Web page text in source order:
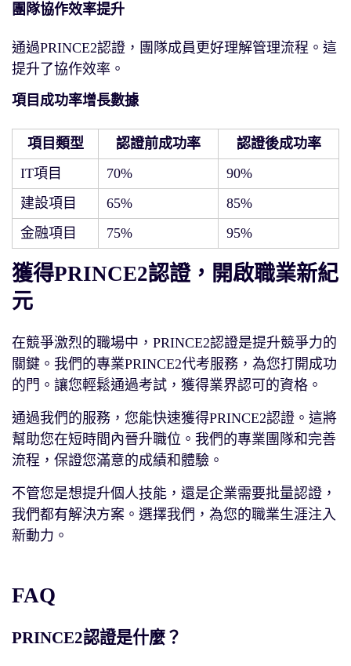
團隊協作效率提升
通過PRINCE2認證，團隊成員更好理解管理流程。這
提升了協作效率。
項目成功率增長數據
項目類型 認證前成功率
認證後成功率
IT項目
70%
90%
建設項目
65%
85%
金融項目
75% 95%
獲得PRINCE2認證，開啟職業新紀
元
在競爭激烈的職場中，PRINCE2認證是提升競爭力的
關鍵。我們的專業PRINCE2代考服務，為您打開成功
的門。讓您輕鬆通過考試，獲得業界認可的資格。
通過我們的服務，您能快速獲得PRINCE2認證。這將
幫助您在短時間內晉升職位。我們的專業團隊和完善
流程，保證您滿意的成績和體驗。
不管您是想提升個人技能，還是企業需要批量認證，
我們都有解決方案。選擇我們，為您的職業生涯注入
新動力。
FAQ
PRINCE2認證是什麼？